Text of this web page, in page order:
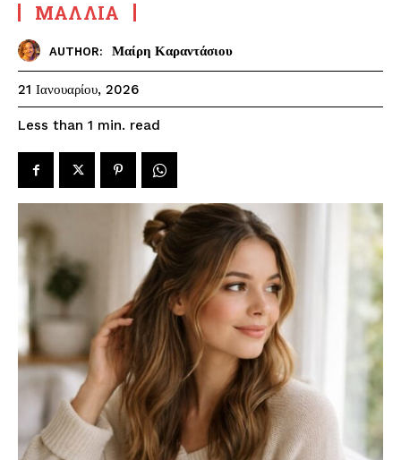
ΜΑΛΛΙΆ
AUTHOR: Μαίρη Καραντάσιου
21 Ιανουαρίου, 2026
Less than 1 min. read